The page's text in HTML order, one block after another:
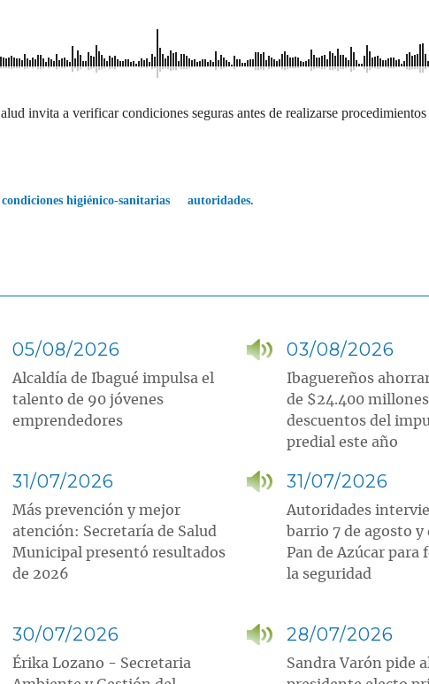
invita a verificar condiciones seguras antes de realizarse
condiciones higiénico-sanitarias autoridades.
05/08/2026
Alcaldía de Ibagué impulsa el
talento de 90 jóvenes
emprendedores
03/08/2026
Ibaguereños
de $24.400
descuentos del
predial este año
31/07/2026
Más prevención y mejor
atención: Secretaría de Salud
Municipal presentó resultados
de 2026
31/07/2026
Autoridades
barrio 7 de agosto y
Pan de Azúcar para
la seguridad
30/07/2026
Érika Lozano - Secretaria
28/07/2026
Sandra Varón pide al